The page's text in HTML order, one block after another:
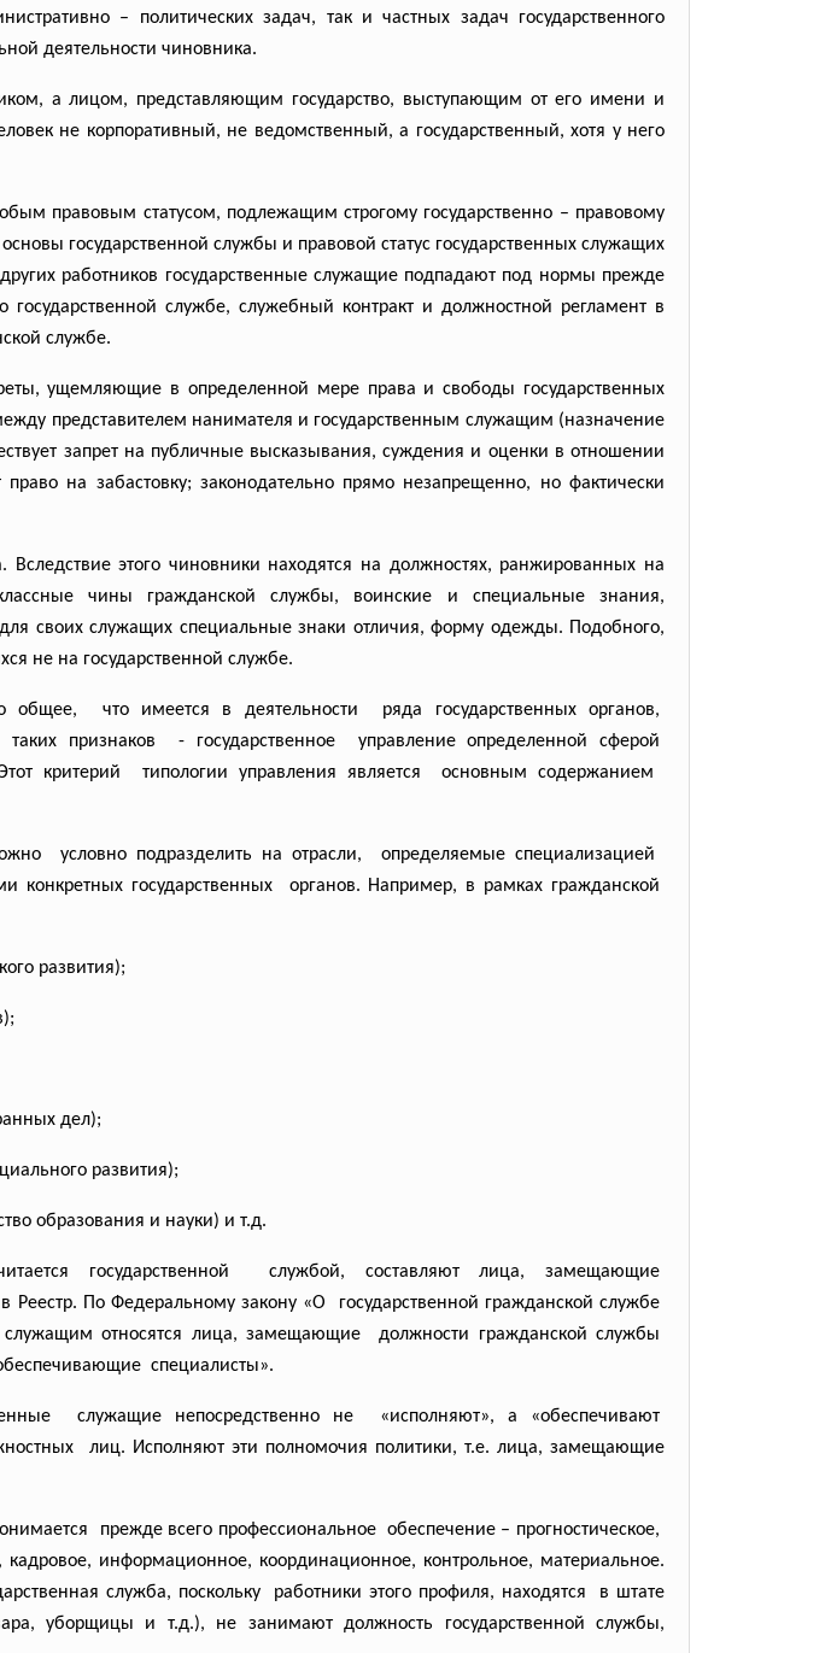
– политических задач, так и частных задач государственного
деятельности чиновника.
а лицом, представляющим государство, выступающим от его имени и
не корпоративный, не ведомственный, а государственный, хотя у него
правовым статусом, подлежащим строгому государственно – правовому
государственной службы и правовой статус государственных служащих
работников государственные служащие подпадают под нормы прежде
службе, служебный контракт и должностной регламент в
службе.
ущемляющие в определенной мере права и свободы государственных
представителем нанимателя и государственным служащим (назначение
запрет на публичные высказывания, суждения и оценки в отношении
право на забастовку; законодательно прямо незапрещенно, но фактически
этого чиновники находятся на должностях, ранжированных на
чины гражданской службы, воинские и специальные знания,
своих служащих специальные знаки отличия, форму одежды. Подобного,
не на государственной службе.
общее, что имеется в деятельности ряда государственных органов,
признаков - государственное управление определенной сферой
критерий типологии управления является основным содержанием
условно подразделить на отрасли, определяемые специализацией
конкретных государственных органов. Например, в рамках гражданской
развития);
дел);
развития);
образования и науки) и т.д.
государственной службой, составляют лица, замещающие
Реестр. По Федеральному закону «О государственной гражданской службе
относятся лица, замещающие должности гражданской службы
специалисты».
служащие непосредственно не «исполняют», а «обеспечивают
лиц. Исполняют эти полномочия политики, т.е. лица, замещающие
прежде всего профессиональное обеспечение – прогностическое,
кадровое, информационное, координационное, контрольное, материальное.
служба, поскольку работники этого профиля, находятся в штате
уборщицы и т.д.), не занимают должность государственной службы,